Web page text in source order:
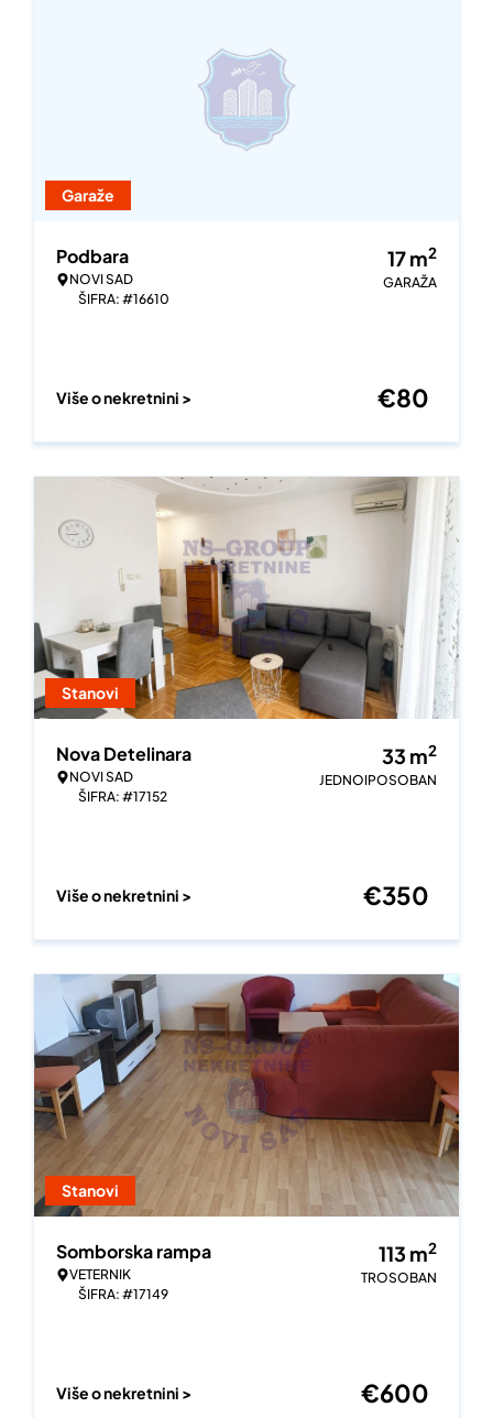
Garaže
Podbara
NOVI SAD
ŠIFRA: #16610
17m2
GARAŽA
Više o nekretnini > €80
Stanovi
Nova Detelinara
NOVI SAD
ŠIFRA: #17152
33 m2
JEDNOIPOSOBAN
Više o nekretnini > €350
Stanovi
Somborska rampa
VETERNIK
ŠIFRA: #17149
113 m2
TROSOBAN
Više o nekretnini > €600